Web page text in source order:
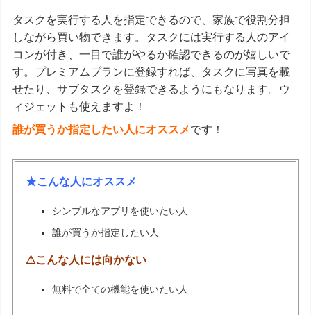
タスクを実行する人を指定できるので、家族で役割分担
しながら買い物できます。タスクには実行する人のアイ
コンが付き、一目で誰がやるか確認できるのが嬉しいで
す。プレミアムプランに登録すれば、タスクに写真を載
せたり、サブタスクを登録できるようにもなります。ウ
ィジェットも使えますよ！
誰が買うか指定したい人にオススメです！
★こんな人にオススメ
シンプルなアプリを使いたい人
誰が買うか指定したい人
⚠こんな人には向かない
無料で全ての機能を使いたい人